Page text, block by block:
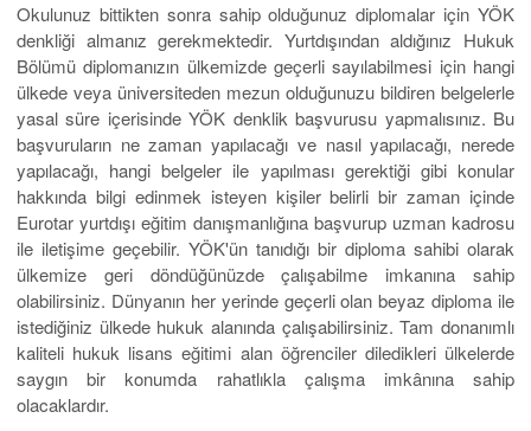
Okulunuz bittikten sonra sahip olduğunuz diplomalar için YÖK
denkliği almanız gerekmektedir. Yurtdışından aldığınız Hukuk
Bölümü diplomanızın ülkemizde geçerli sayılabilmesi için hangi
ülkede veya üniversiteden mezun olduğunuzu bildiren belgelerle
yasal süre içerisinde YÖK denklik başvurusu yapmalısınız. Bu
başvuruların ne zaman yapılacağı ve nasıl yapılacağı, nerede
yapılacağı, hangi belgeler ile yapılması gerektiği gibi konular
hakkında bilgi edinmek isteyen kişiler belirli bir zaman içinde
Eurotar yurtdışı eğitim danışmanlığına başvurup uzman kadrosu
ile iletişime geçebilir. YÖK'ün tanıdığı bir diploma sahibi olarak
ülkemize geri döndüğünüzde çalışabilme imkanına sahip
olabilirsiniz. Dünyanın her yerinde geçerli olan beyaz diploma ile
istediğiniz ülkede hukuk alanında çalışabilirsiniz. Tam donanımlı
kaliteli hukuk lisans eğitimi alan öğrenciler diledikleri ülkelerde
saygın bir konumda rahatlıkla çalışma imkânına sahip
olacaklardır.